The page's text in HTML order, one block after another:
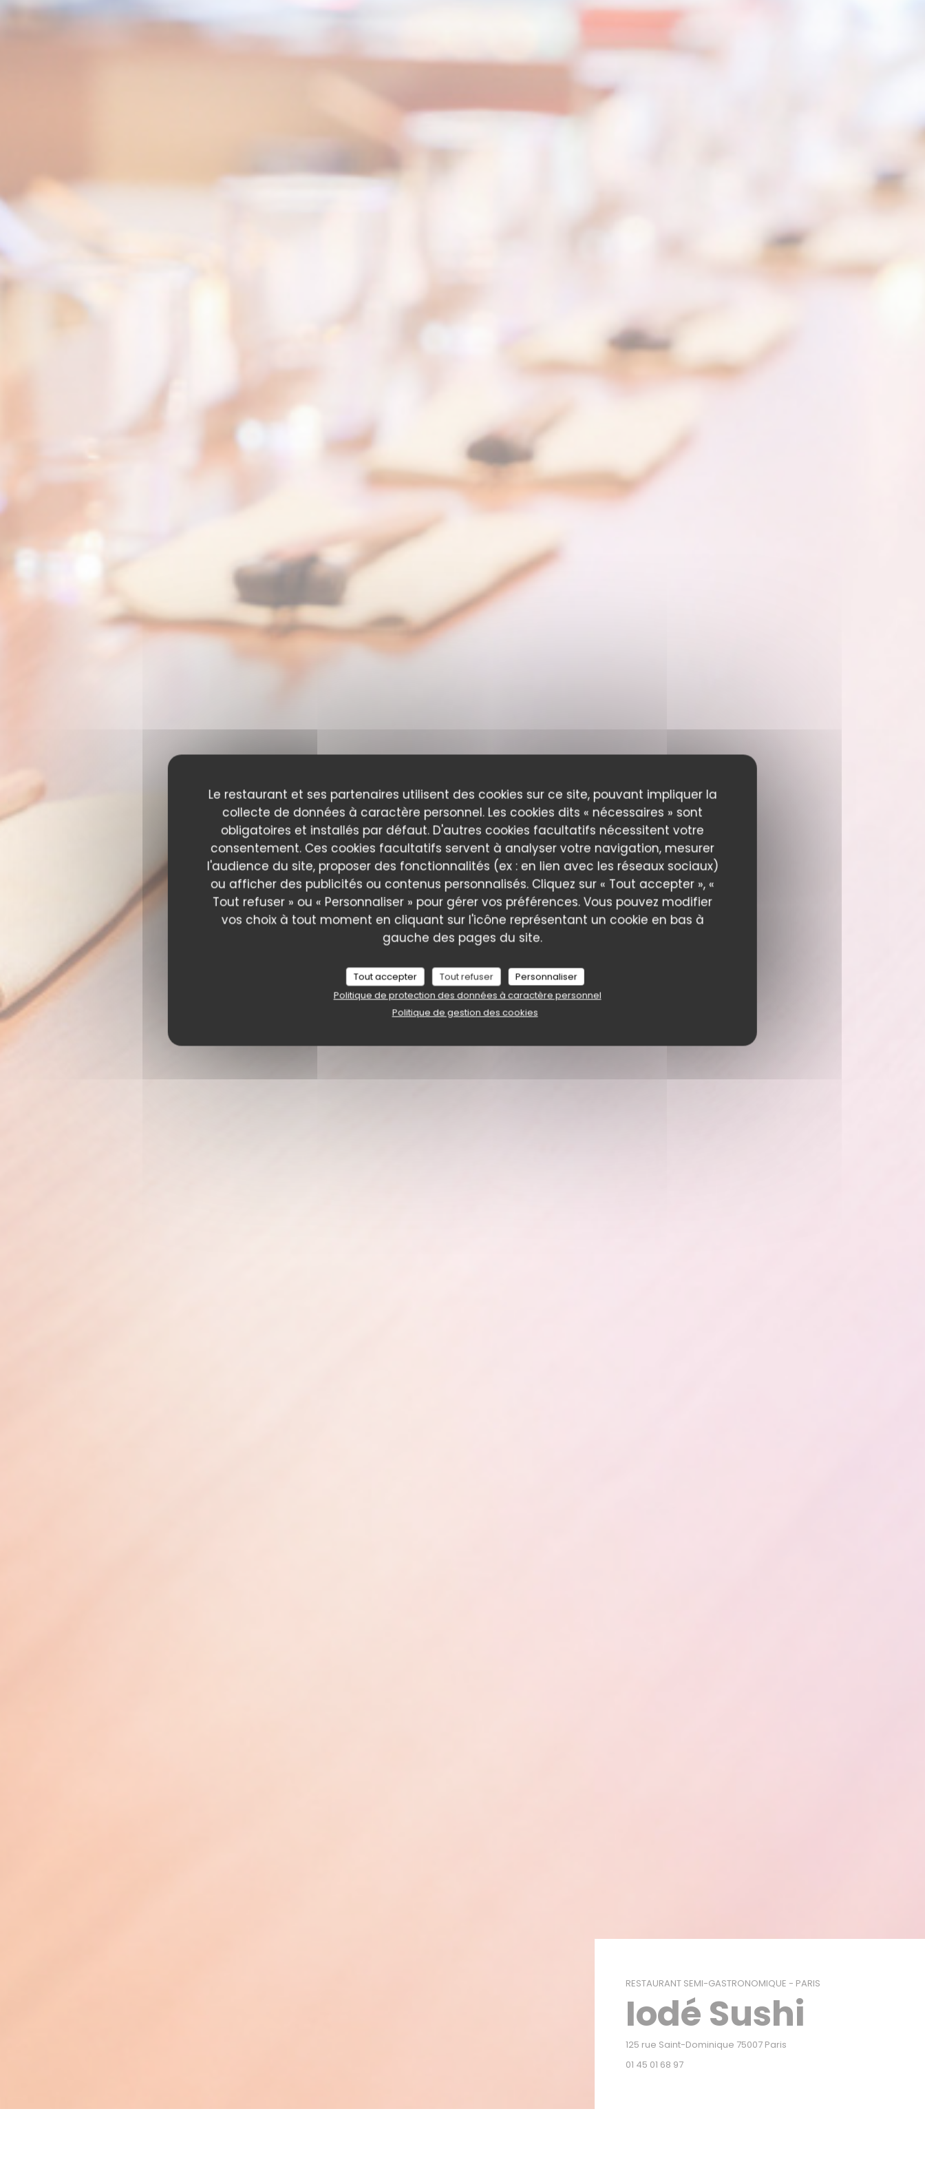
Le restaurant et ses partenaires utilisent des cookies sur ce site, pouvant impliquer la
collecte de données à caractère personnel. Les cookies dits « nécessaires » sont
obligatoires et installés par défaut. D'autres cookies facultatifs nécessitent votre
consentement. Ces cookies facultatifs servent à analyser votre navigation, mesurer
l'audience du site, proposer des fonctionnalités (ex : en lien avec les réseaux sociaux)
ou afficher des publicités ou contenus personnalisés. Cliquez sur « Tout accepter », «
Tout refuser » ou « Personnaliser » pour gérer vos préférences. Vous pouvez modifier
vos choix à tout moment en cliquant sur l'icône représentant un cookie en bas à
gauche des pages du site.
Tout accepter Tout refuser
Personnaliser
Politique de protection des données à caractère personnel
Politique de gestion des cookies
RESTAURANT SEMI-GASTRONOMIQUE - PARIS
Iodé Sushi
125 rue Saint-Dominique 75007 Paris
01 45 01 68 97
Iodé Sushi